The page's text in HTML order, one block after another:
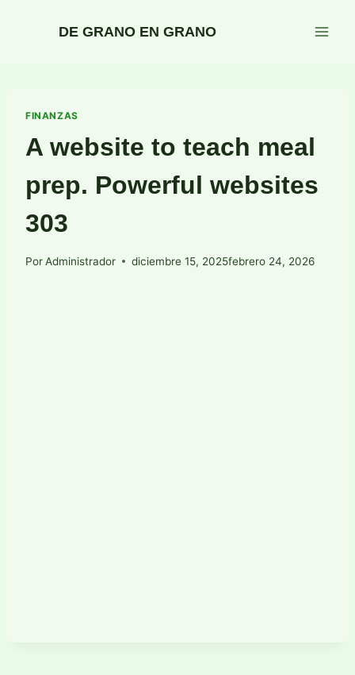
DE GRANO EN GRANO
FINANZAS
A website to teach meal
prep. Powerful websites
303
PorAdministrador diciembre 15, 2025febrero 24, 2026